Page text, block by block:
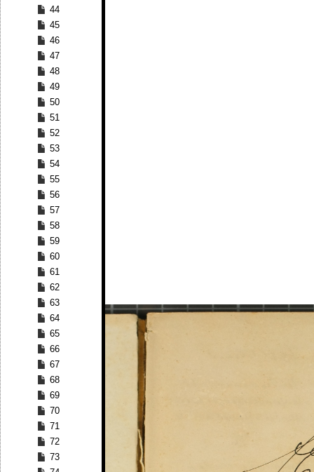
44
45
46
47
48
49
50
51
52
53
54
55
56
57
58
59
60
61
62
63
64
65
66
67
68
69
70
71
72
73